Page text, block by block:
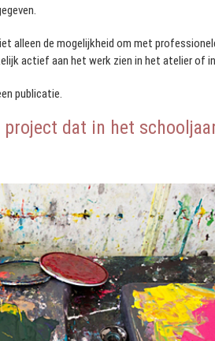
alleen de mogelijkheid om met
actief aan het werk zien in het atelier of
publicatie.
dat in het